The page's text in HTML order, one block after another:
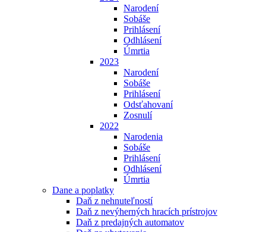
Narodení
Sobáše
Prihlásení
Odhlásení
Úmrtia
2023
Narodení
Sobáše
Prihlásení
Odsťahovaní
Zosnulí
2022
Narodenia
Sobáše
Prihlásení
Odhlásení
Úmrtia
Dane a poplatky
Daň z nehnuteľností
Daň z nevýherných hracích prístrojov
Daň z predajných automatov